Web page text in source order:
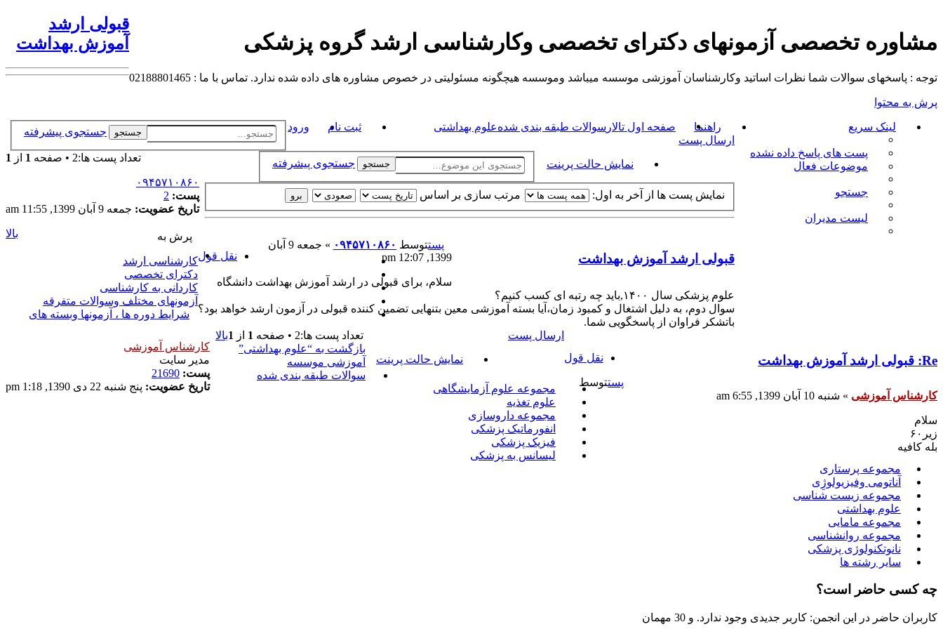
مشاوره تخصصی آزمونهای دکترای تخصصی وکارشناسی ارشد گروه پزشکی
توجه : پاسخهای سوالات شما نظرات اساتید وکارشناسان آموزشی موسسه میباشد وموسسه هیچگونه مسئولیتی در خصوص مشاوره های داده شده ندارد. تماس با ما : 02188801465
پرش به محتوا
جستجو جستجوی پیشرفته لینک سریع
پست های پاسخ داده نشده
موضوعات فعال
جستجو
لیست مدیران
راهنما ورود ثبت نام صفحه اول تالار سوالات طبقه بندی شدهعلوم بهداشتی
قبولی ارشد
آموزش بهداشت
ارسال پست
نمایش حالت پرینت
جستجو جستجوی پیشرفته تعداد پست ها:2 • صفحه 1 از 1
۰۹۴۵۷۱۰۸۶۰
پست: 2
تاریخ عضویت: جمعه 9 آبان 1399, 11:55 am
قبولی ارشد آموزش بهداشت نقل قول
پستتوسط ۰۹۴۵۷۱۰۸۶۰ »
جمعه 9 آبان
1399, 12:07 pm
سلام، برای قبولی در ارشد آموزش بهداشت دانشگاه
علوم پزشکی سال ۱۴۰۰,باید چه رتبه ای کسب کنیم؟
سوال دوم، به دلیل اشتغال و کمبود زمان،آیا بسته آموزشی معین بتنهایی تضمین کننده قبولی در آزمون ارشد خواهد بود؟
باتشکر فراوان از پاسخگویی شما.
بالا
کارشناس آموزشی
مدیر سایت
پست: 21690
تاریخ عضویت: پنج شنبه 22 دی 1390, 1:18 pm
Re: قبولی ارشد آموزش بهداشت نقل قول
پستتوسط
کارشناس آموزشی » شنبه 10 آبان 1399, 6:55 am
سلام
زیر۶۰
بله کافیه
بالا
نمایش پست ها از آخر به اول: مرتب سازی بر اساس
ارسال پست
نمایش حالت پرینت
تعداد پست ها:2 • صفحه 1 از 1
بازگشت به “علوم بهداشتی”
پرش به
کارشناسی ارشد
دکترای تخصصی
کاردانی به کارشناسی
آزمونهای مختلف وسوالات متفرقه
شرایط دوره ها ، آزمونها وبسته های
آموزشی موسسه
سوالات طبقه بندی شده
مجموعه علوم آزمایشگاهی
علوم تغذیه
مجموعه داروسازی
انفورماتیک پزشکی
فیزیک پزشکی
لیسانس به پزشکی
مجموعه پرستاری
آناتومی وفیزیولوژِی
مجموعه زیست شناسی
علوم بهداشتی
مجموعه مامایی
مجموعه روانشناسی
نانوتکنولوژی پزشکی
سایر رشته ها
چه کسی حاضر است؟
کاربران حاضر در این انجمن: کاربر جدیدی وجود ندارد. و 30 مهمان